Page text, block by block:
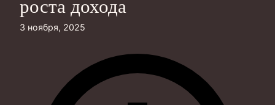
роста дохода
3 ноября, 2025